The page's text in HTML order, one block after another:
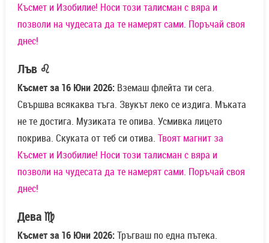
Късмет и Изобилие! Носи този талисман с вяра и
позволи на чудесата да те намерят сами. Поръчай своя
днес!
Лъв ♌
Късмет за 16 Юни 2026:Вземаш флейта ти сега.
Свършва всякаква тъга. Звукът леко се издига. Мъката
не те достига. Музиката те опива. Усмивка лицето
покрива. Скуката от теб си отива. Твоят магнит за
Късмет и Изобилие! Носи този талисман с вяра и
позволи на чудесата да те намерят сами. Поръчай своя
днес!
Дева ♍
Късмет за 16 Юни 2026:Тръгваш по една пътека.